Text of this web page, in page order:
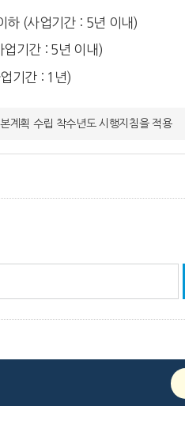
하 (사업기간 : 5년 이내)
기간 : 5년 이내)
기간 : 1년)
계획 수립 착수년도 시행지침을 적용